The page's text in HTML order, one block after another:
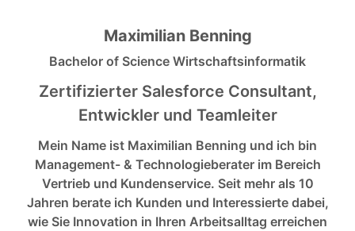
Maximilian Benning
Bachelor of Science Wirtschaftsinformatik
Zertifizierter Salesforce Consultant,
Entwickler und Teamleiter
Mein Name ist Maximilian Benning und ich bin
Management- & Technologieberater im Bereich
Vertrieb und Kundenservice. Seit mehr als 10
Jahren berate ich Kunden und Interessierte dabei,
wie Sie Innovation in Ihren Arbeitsalltag erreichen